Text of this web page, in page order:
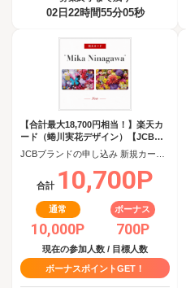
02日22時間55分04秒
【合計最大18,700円相当！】楽天カ
ード（蜷川実花デザイン）【JCBキ
ャンペーン実施中】
合計 10,700P
通常
10,000P
ボーナス
700P
現在の参加人数 / 目標人数
ボーナスポイントGET！